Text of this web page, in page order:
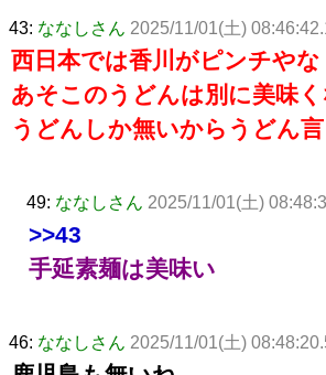
43: ななしさん 2025/11/01(土)
西日本では香川がピンチやな
あそこのうどんは別に美味
うどんしか無いからうどん
49: ななしさん 2025/11/01(土)
>>43
手延素麺は美味い
46: ななしさん 2025/11/01(土)